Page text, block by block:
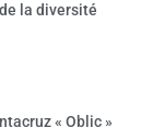
la diversité
« Oblic »